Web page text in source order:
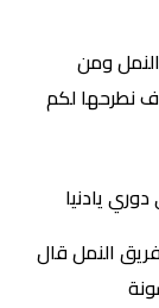
ومن
نطرحها لكم
يادنيا
النمل قال